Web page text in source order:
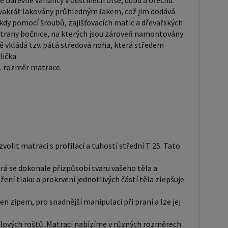
kvalitní a komfortní spánek, neváhejte a
si matraci s profilací a tuhostí střední T 25. Tato
zajistí zdravou oporu pro vaše tělo a příjemný
k tomuto produktu
-
vstávat a lehat. Rozměry postele mohou
vzhled a funkčnost vaší ložnice. V naší
i postele zvýšené. To je obzvláště důležité
postele 80x200 cm a 90x200 cm jsou obecně
lakovány průhledným lakem, což jim dodává
pomocí šroubů, zajišťovacích matic a dřevařských
bočnice, na kterých jsou zároveň namontovány
vkládá tzv. pátá středová noha, která středem
rozměr matrace.
matraci s profilací a tuhostí střední T 25. Tato
se dokonale přizpůsobí tvaru vašeho těla a
tlaku a prokrvení jednotlivých částí těla zlepšuje
zipem, pro snadnější manipulaci při praní a lze jej
roštů. Matraci nabízíme v různých rozměrech